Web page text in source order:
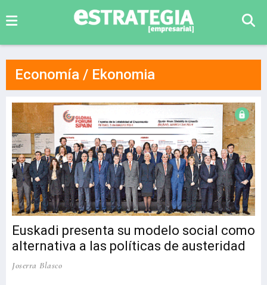
Economía / Ekonomia
Euskadi presenta su modelo social como
alternativa a las políticas de austeridad
Joserra Blasco